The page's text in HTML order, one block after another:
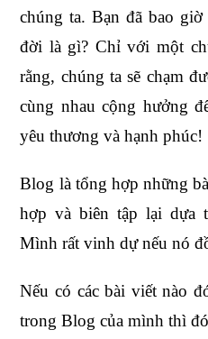
chúng ta. Bạn đã bao
đời là gì? Chỉ với một
rằng, chúng ta sẽ chạm
cùng nhau cộng hưởng
yêu thương và hạnh phúc!
Blog là tổng hợp những
hợp và biên tập lại dựa
Mình rất vinh dự nếu nó
Nếu có các bài viết nào
trong Blog của mình thì